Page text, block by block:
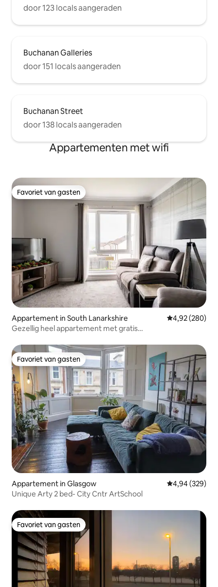
door 123 locals aangeraden
Buchanan Galleries
door 151 locals aangeraden
Buchanan Street
door 138 locals aangeraden
Appartementen met wifi
Favoriet van gasten
Favoriet van gasten
Appartement in South Lanarkshire Gemiddelde
4,92 (280)
Gezellig heel appartement met gratis
Favoriet van gasten
Favoriet van gasten
Appartement in Glasgow Gemiddelde
4,94 (329)
Unique Arty 2 bed- City Cntr ArtSchool
Favoriet van gasten
Favoriet van gasten